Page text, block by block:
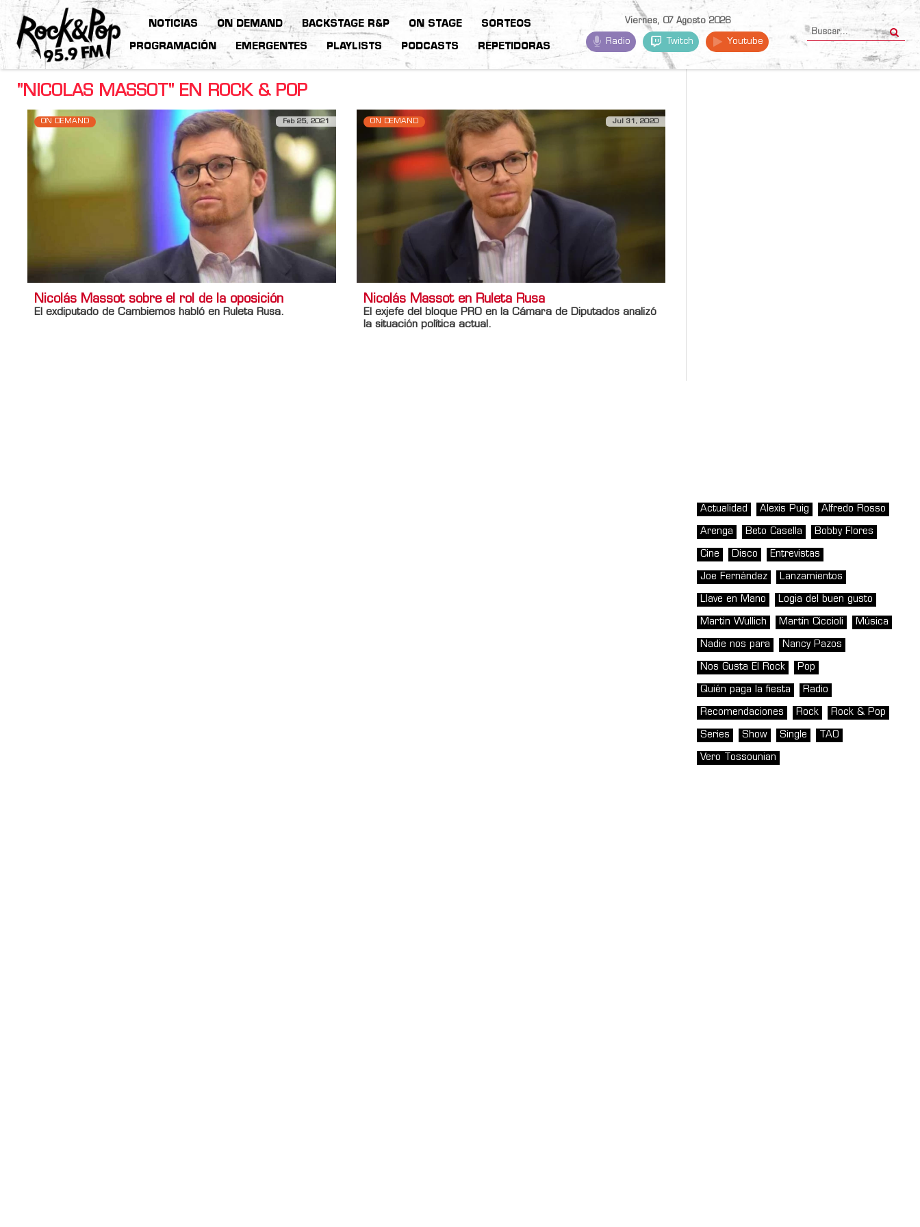
NOTICIAS ON DEMAND BACKSTAGE R&P ON STAGE SORTEOS
PROGRAMACIÓN EMERGENTES PLAYLISTS PODCASTS REPETIDORAS
Viernes, 07 Agosto 2026
Radio Twitch Youtube
"NICOLAS MASSOT" EN ROCK & POP
ON DEMAND Feb 25, 2021
Nicolás Massot sobre el rol de la oposición
El exdiputado de Cambiemos habló en Ruleta Rusa.
ON DEMAND Jul 31, 2020
Nicolás Massot en Ruleta Rusa
El exjefe del bloque PRO en la Cámara de Diputados analizó
la situación política actual.
Actualidad Alexis Puig Alfredo Rosso
Arenga Beto Casella Bobby Flores
Cine Disco Entrevistas
Joe Fernández Lanzamientos
Llave en Mano Logia del buen gusto
Martin Wullich Martín Ciccioli Música
Nadie nos para Nancy Pazos
Nos Gusta El Rock Pop
Quién paga la fiesta Radio
Recomendaciones Rock Rock & Pop
Series Show Single TAO
Vero Tossounian